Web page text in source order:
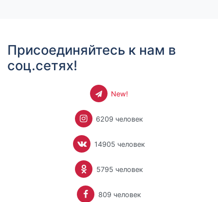
Присоединяйтесь к нам в
соц.сетях!
New!
6209 человек
14905 человек
5795 человек
809 человек